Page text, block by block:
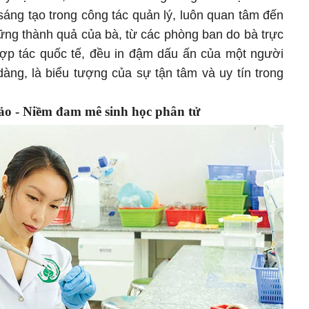
tạo trong công tác quản lý, luôn quan tâm đến
thành quả của bà, từ các phòng ban do bà trực
tác quốc tế, đều in đậm dấu ấn của một người
là biểu tượng của sự tận tâm và uy tín trong
- Niềm đam mê sinh học phân tử